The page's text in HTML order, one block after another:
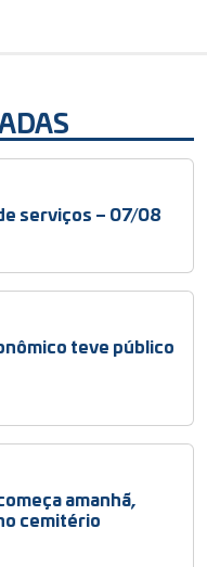
serviços – 07/08
teve público
amanhã,
cemitério